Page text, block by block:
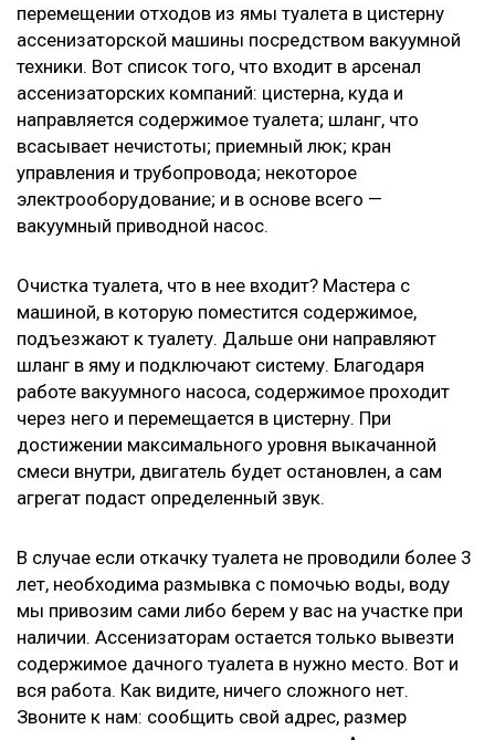
перемещении отходов из ямы туалета в цистерну
ассенизаторской машины посредством вакуумной
техники. Вот список того, что входит в арсенал
ассенизаторских компаний: цистерна, куда и
направляется содержимое туалета; шланг, что
всасывает нечистоты; приемный люк; кран
управления и трубопровода; некоторое
электрооборудование; и в основе всего —
вакуумный приводной насос.
Очистка туалета, что в нее входит? Мастера с
машиной, в которую поместится содержимое,
подъезжают к туалету. Дальше они направляют
шланг в яму и подключают систему. Благодаря
работе вакуумного насоса, содержимое проходит
через него и перемещается в цистерну. При
достижении максимального уровня выкачанной
смеси внутри, двигатель будет остановлен, а сам
агрегат подаст определенный звук.
В случае если откачку туалета не проводили более 3
лет, необходима размывка с помочью воды, воду
мы привозим сами либо берем у вас на участке при
наличии. Ассенизаторам остается только вывезти
содержимое дачного туалета в нужно место. Вот и
вся работа. Как видите, ничего сложного нет.
Звоните к нам: сообщить свой адрес, размер